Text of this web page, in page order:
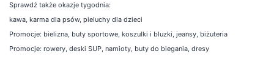
Sprawdź także okazje tygodnia:
kawa, karma dla psów, pieluchy dla dzieci
Promocje: bielizna, buty sportowe, koszulki i bluzki, jeansy, biżuteria
Promocje: rowery, deski SUP, namioty, buty do biegania, dresy